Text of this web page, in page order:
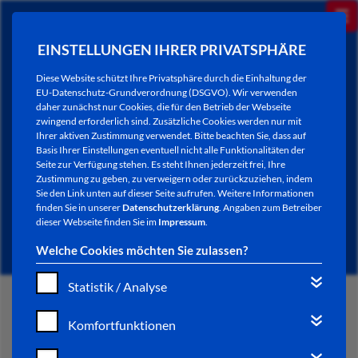
EINSTELLUNGEN IHRER PRIVATSPHÄRE
Diese Website schützt Ihre Privatsphäre durch die Einhaltung der
EU-Datenschutz-Grundverordnung (DSGVO). Wir verwenden
daher zunächst nur Cookies, die für den Betrieb der Webseite
zwingend erforderlich sind. Zusätzliche Cookies werden nur mit
Ihrer aktiven Zustimmung verwendet. Bitte beachten Sie, dass auf
Basis Ihrer Einstellungen eventuell nicht alle Funktionalitäten der
Seite zur Verfügung stehen. Es steht Ihnen jederzeit frei, Ihre
Zustimmung zu geben, zu verweigern oder zurückzuziehen, indem
Sie den Link unten auf dieser Seite aufrufen. Weitere Informationen
finden Sie in unsererDatenschutzerklärung. Angaben zum Betreiber
dieser Webseite finden Sie im Impressum.
Welche Cookies möchten Sie zulassen?
Statistik / Analyse
Komfortfunktionen
NEWSLETTER / CITY LETTER
START